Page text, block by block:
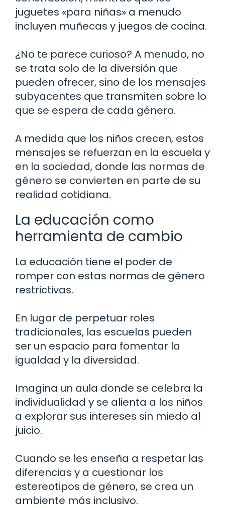
juguetes «para niñas» a menudo
incluyen muñecas y juegos de cocina.
¿No te parece curioso? A menudo, no
se trata solo de la diversión que
pueden ofrecer, sino de los mensajes
subyacentes que transmiten sobre lo
que se espera de cada género.
A medida que los niños crecen, estos
mensajes se refuerzan en la escuela y
en la sociedad, donde las normas de
género se convierten en parte de su
realidad cotidiana.
La educación como
herramienta de cambio
La educación tiene el poder de
romper con estas normas de género
restrictivas.
En lugar de perpetuar roles
tradicionales, las escuelas pueden
ser un espacio para fomentar la
igualdad y la diversidad.
Imagina un aula donde se celebra la
individualidad y se alienta a los niños
a explorar sus intereses sin miedo al
juicio.
Cuando se les enseña a respetar las
diferencias y a cuestionar los
estereotipos de género, se crea un
ambiente más inclusivo.